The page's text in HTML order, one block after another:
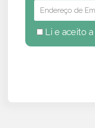
Li e aceito a